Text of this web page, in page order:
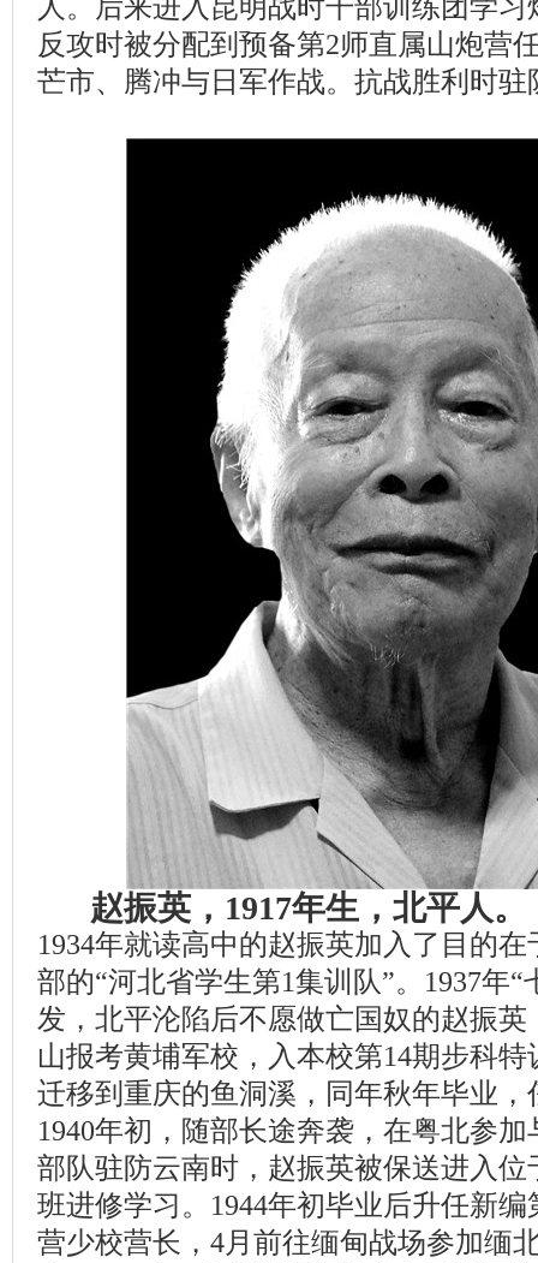
人。后来进入昆明战时干部训练团学习
反攻时被分配到预备第2师直属山炮营
芒市、腾冲与日军作战。抗战胜利时驻
赵振英，1917年生，北平人
1934年就读高中的赵振英加入了目的
部的“河北省学生第1集训队”。1937年“
发，北平沦陷后不愿做亡国奴的赵振
山报考黄埔军校，入本校第14期步科特
迁移到重庆的鱼洞溪，同年秋年毕业，
1940年初，随部长途奔袭，在粤北参
部队驻防云南时，赵振英被保送进入
班进修学习。1944年初毕业后升任新编
营少校营长，4月前往缅甸战场参加缅